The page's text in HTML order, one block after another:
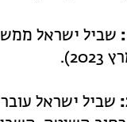
שביל ישראל
שביל ישראל